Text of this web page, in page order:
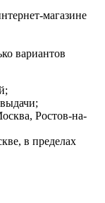
магазине
вариантов
Ростов-на-
в пределах